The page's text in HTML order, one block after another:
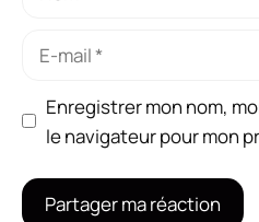
Enregistrer mon nom,
le navigateur pour mon